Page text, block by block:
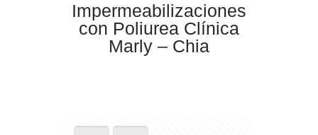
Impermeabilizaciones
con Poliurea Clínica
Marly – Chia